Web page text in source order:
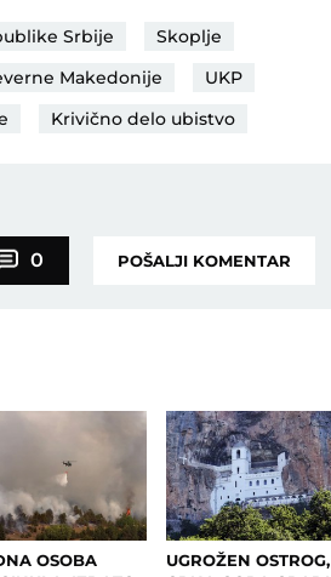
Srbije
Skoplje
Makedonije
UKP
Krivično delo ubistvo
0 POŠALJI KOMENTAR
OSOBA
UGROŽEN OSTROG,